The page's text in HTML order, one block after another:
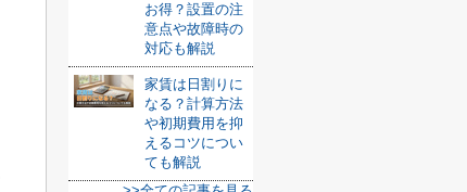
お得？設置の注
意点や故障時の
対応も解説
家賃は日割りに
なる？計算方法
や初期費用を抑
えるコツについ
ても解説